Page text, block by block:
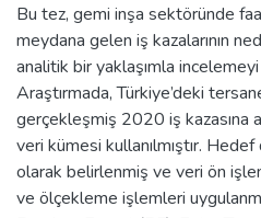
Bu tez, gemi inşa sektöründe
meydana gelen iş kazalarının
analitik bir yaklaşımla
Araştırmada, Türkiye’deki
gerçekleşmiş 2020 iş kazasına
veri kümesi kullanılmıştır.
olarak belirlenmiş ve veri ön
ve ölçekleme işlemleri